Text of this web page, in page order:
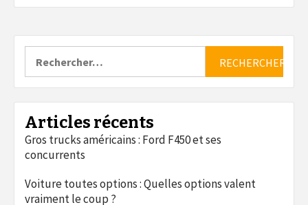
Articles récents
Gros trucks américains : Ford F450 et ses
concurrents
Voiture toutes options : Quelles options valent
vraiment le coup ?